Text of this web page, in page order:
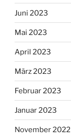
Juni 2023
Mai 2023
April 2023
März 2023
Februar 2023
Januar 2023
November 2022